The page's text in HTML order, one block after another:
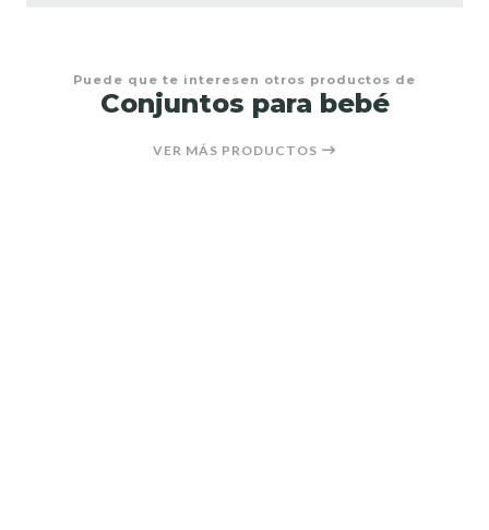
Puede que te interesen otros productos de
Conjuntos para bebé
VER MÁS PRODUCTOS